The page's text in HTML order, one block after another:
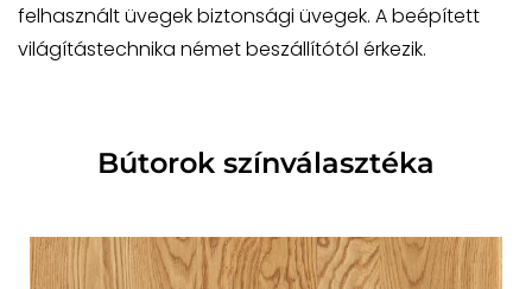
felhasznált üvegek biztonsági üvegek. A beépített
világítástechnika német beszállítótól érkezik.
Bútorok színválasztéka